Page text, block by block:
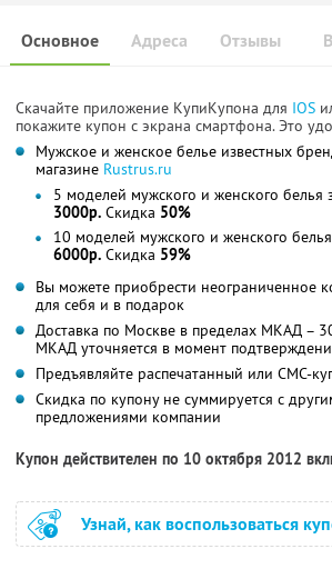
Основное Отзывы
Адреса
Скачайте приложение КупиКупона для IOS
покажите купон с экрана смартфона. Это
Мужское и женское белье известных
магазине Rustrus.ru
5 моделей мужского и женского белья
3000р. Скидка 50%
10 моделей мужского и женского
6000р. Скидка 59%
Вы можете приобрести неограниченное
для себя и в подарок
Доставка по Москве в пределах МКАД –
МКАД уточняется в момент
Предъявляйте распечатанный или СМС-
Скидка по купону не суммируется с
предложениями компании
Купон действителен по 10 октября 2012
Узнай, как воспользоваться